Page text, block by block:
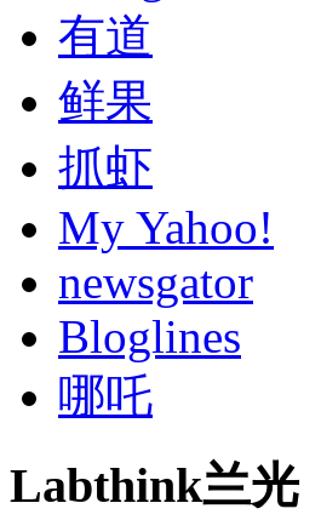
有道
鲜果
抓虾
My Yahoo!
newsgator
Bloglines
哪吒
Labthink兰光